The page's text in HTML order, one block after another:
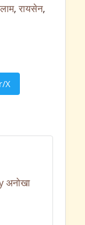
, रायसेन,
X
अनोखा